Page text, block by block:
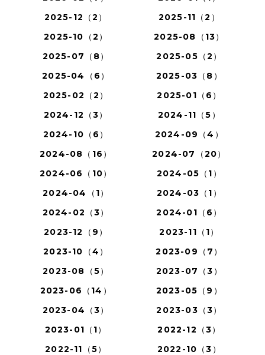
2025-12（2）
2025-11（2）
2025-10（2）
2025-08（13）
2025-07（8）
2025-05（2）
2025-04（6）
2025-03（8）
2025-02（2）
2025-01（6）
2024-12（3）
2024-11（5）
2024-10（6）
2024-09（4）
2024-08（16）
2024-07（20）
2024-06（10）
2024-05（1）
2024-04（1）
2024-03（1）
2024-02（3）
2024-01（6）
2023-12（9）
2023-11（1）
2023-10（4）
2023-09（7）
2023-08（5）
2023-07（3）
2023-06（14）
2023-05（9）
2023-04（3）
2023-03（3）
2023-01（1）
2022-12（3）
2022-11（5）
2022-10（3）